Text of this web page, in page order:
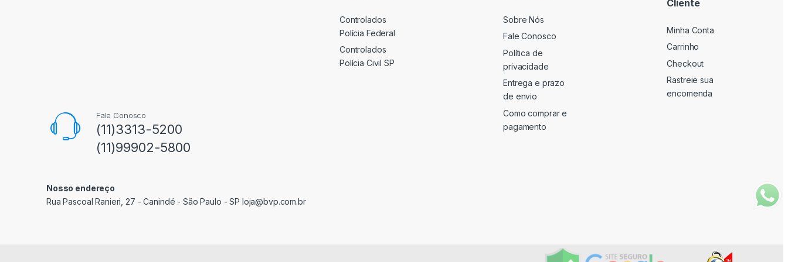
Fale Conosco
(11)3313-5200
(11)99902-5800
Nosso endereço
Rua Pascoal Ranieri, 27 - Canindé - São Paulo - SP loja@bvp.com.br
Controlados
Polícia Federal
Controlados
Polícia Civil SP
Sobre Nós
Fale Conosco
Política de
privacidade
Entrega e prazo
de envio
Como comprar e
pagamento
Cliente
Minha Conta
Carrinho
Checkout
Rastreie sua
encomenda